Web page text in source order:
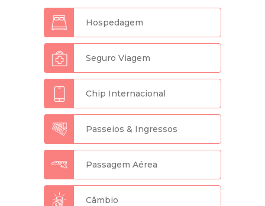
Hospedagem
Seguro Viagem
Chip Internacional
Passeios & Ingressos
Passagem Aérea
Câmbio